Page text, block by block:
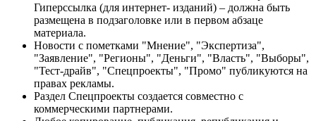
Гиперссылка (для интернет- изданий) – должна быть
размещена в подзаголовке или в первом абзаце
материала.
Новости с пометками "Мнение", "Экспертиза",
"Заявление", "Регионы", "Деньги", "Власть", "Выборы",
"Тест-драйв", "Спецпроекты", "Промо" публикуются на
правах рекламы.
Раздел Спецпроекты создается совместно с
коммерческими партнерами.